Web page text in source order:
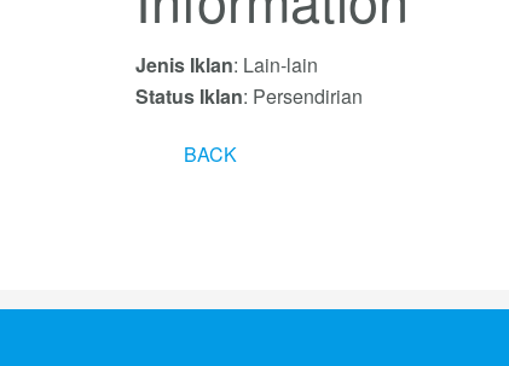
Jenis Iklan: Lain-lain
Status Iklan: Persendirian
BACK